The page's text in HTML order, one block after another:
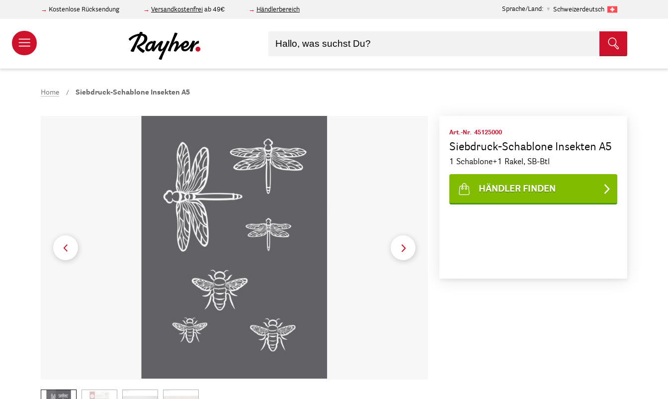
Kostenlose Rücksendung Versandkostenfrei ab 49€ Händlerbereich Sprache/Land: Schweizerdeutsch
Home Siebdruck-Schablone Insekten A5
Art.-Nr. 45125000
Siebdruck-Schablone Insekten A5
1 Schablone+1 Rakel, SB-Btl
HÄNDLER FINDEN